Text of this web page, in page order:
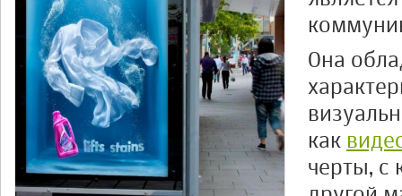
Она
как
черты, с